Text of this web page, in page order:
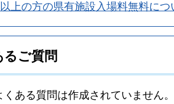
上の方の県有施設入場料無料につ
るご質問
くある質問は作成されていません。